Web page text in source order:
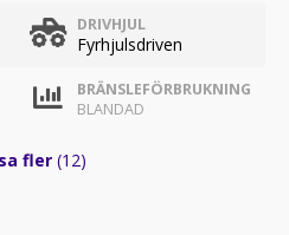
DRIVHJUL
Fyrhjulsdriven
BRÄNSLEFÖRBRUKNING
BLANDAD
fler (12)